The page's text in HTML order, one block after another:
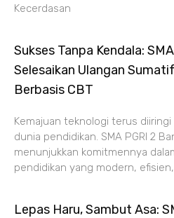
Kecerdasan
Sukses Tanpa Kendala:
Selesaikan Ulangan
Berbasis CBT
Kemajuan teknologi terus
dunia pendidikan. SMA PGRI 2
menunjukkan komitmennya
pendidikan yang modern,
Lepas Haru, Sambut Asa: